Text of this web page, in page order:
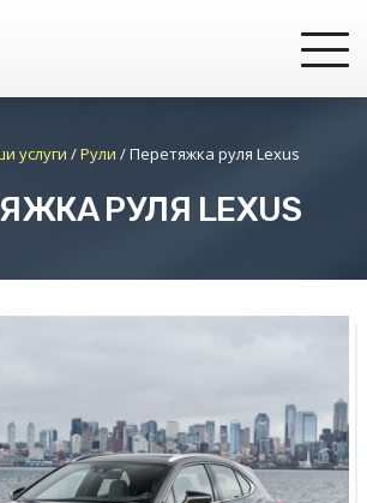
услуги /Рули /Перетяжка руля Lexus
РУЛЯ LEXUS